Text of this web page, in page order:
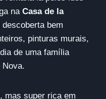
na Casa de la
bem
pinturas murais,
de uma família
Nova.
mas super rica em